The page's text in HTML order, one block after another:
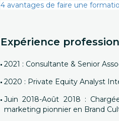
4 avantages de faire une
Expérience
2021 : Consultante & Senior
2020 : Private Equity Analyst
Juin 2018-Août 2018 :
marketing pionnier en Brand